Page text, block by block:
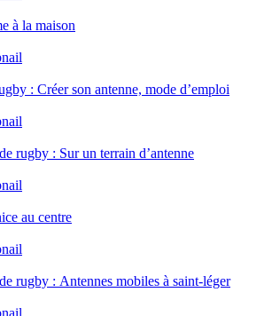
à la maison
: Créer son antenne, mode d’emploi
rugby : Sur un terrain d’antenne
au centre
rugby : Antennes mobiles à saint-léger